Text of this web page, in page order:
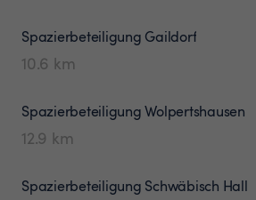
Spazierbeteiligung Gaildorf
10.6 km
SpazierbeteiligungWolpertshausen
12.9 km
Spazierbeteiligung Schwäbisch Hall